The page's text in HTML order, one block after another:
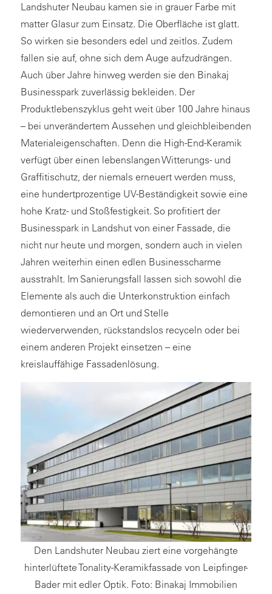
Landshuter Neubau kamen sie in grauer Farbe mit
matter Glasur zum Einsatz. Die Oberfläche ist glatt.
So wirken sie besonders edel und zeitlos. Zudem
fallen sie auf, ohne sich dem Auge aufzudrängen.
Auch über Jahre hinweg werden sie den Binakaj
Businesspark zuverlässig bekleiden. Der
Produktlebenszyklus geht weit über 100 Jahre hinaus
– bei unverändertem Aussehen und gleichbleibenden
Materialeigenschaften. Denn die High-End-Keramik
verfügt über einen lebenslangen Witterungs- und
Graffitischutz, der niemals erneuert werden muss,
eine hundertprozentige UV-Beständigkeit sowie eine
hohe Kratz- und Stoßfestigkeit. So profitiert der
Businesspark in Landshut von einer Fassade, die
nicht nur heute und morgen, sondern auch in vielen
Jahren weiterhin einen edlen Businesscharme
ausstrahlt. Im Sanierungsfall lassen sich sowohl die
Elemente als auch die Unterkonstruktion einfach
demontieren und an Ort und Stelle
wiederverwenden, rückstandslos recyceln oder bei
einem anderen Projekt einsetzen – eine
kreislauffähige Fassadenlösung.
Den Landshuter Neubau ziert eine vorgehängte
hinterlüftete Tonality-Keramikfassade von Leipfinger-
Bader mit edler Optik. Foto: Binakaj Immobilien